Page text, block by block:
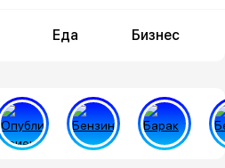
Еда Бизнес